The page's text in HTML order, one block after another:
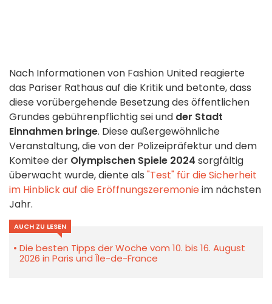
Nach Informationen von Fashion United reagierte
das Pariser Rathaus auf die Kritik und betonte, dass
diese vorübergehende Besetzung des öffentlichen
Grundes gebührenpflichtig sei und der Stadt
Einnahmen bringe. Diese außergewöhnliche
Veranstaltung, die von der Polizeipräfektur und dem
Komitee der Olympischen Spiele 2024 sorgfältig
überwacht wurde, diente als "Test" für die Sicherheit
im Hinblick auf die Eröffnungszeremonieim nächsten
Jahr.
AUCH ZU LESEN
Die besten Tipps der Woche vom 10. bis 16. August
2026 in Paris und Île-de-France